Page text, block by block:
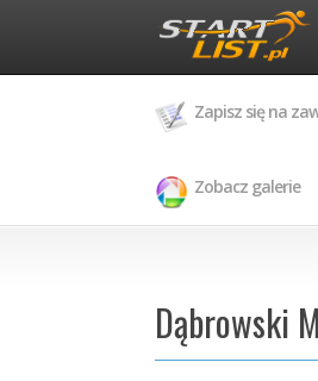
Zapisz się na
Zobacz galerie
Dąbrowski